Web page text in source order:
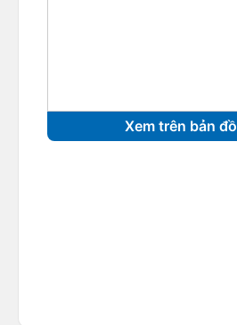
Xem trên bản đồ